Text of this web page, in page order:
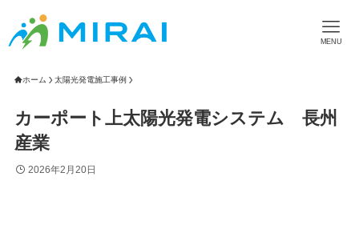
MENU
ホーム 太陽光発電施工事例
カーポート上太陽光発電システム 長州
産業
2026年2月20日